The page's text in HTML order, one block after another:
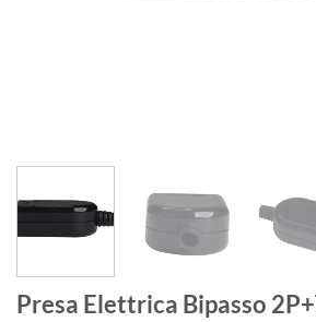
Presa Elettrica Bipasso